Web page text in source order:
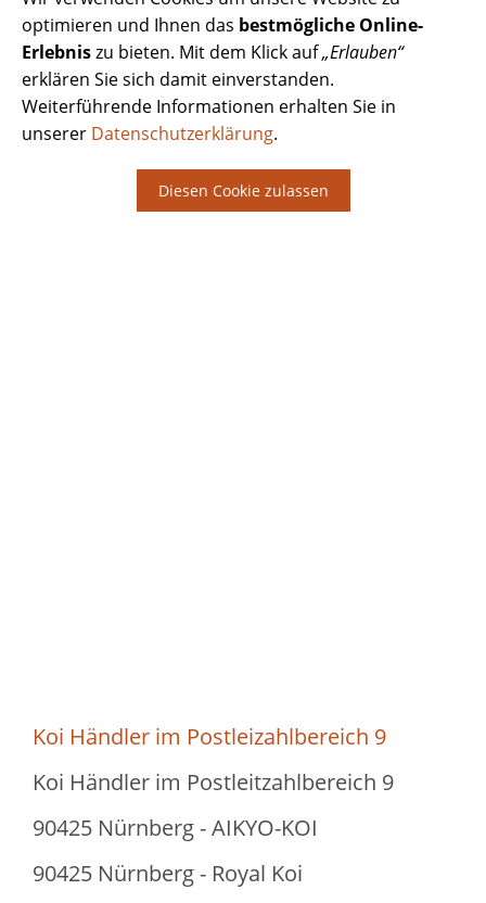
optimieren und Ihnen das bestmögliche Online-
Erlebniszu bieten. Mit dem Klick auf„Erlauben“
erklären Sie sich damit einverstanden.
Weiterführende Informationen erhalten Sie in
unserer Datenschutzerklärung.
Diesen Cookie zulassen
Koi Händler im Postleizahlbereich 9
Koi Händler im Postleitzahlbereich 9
90425 Nürnberg - AIKYO-KOI
90425 Nürnberg - Royal Koi